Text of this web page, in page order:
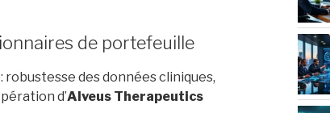
de portefeuille
des données cliniques,
d’Alveus Therapeutics